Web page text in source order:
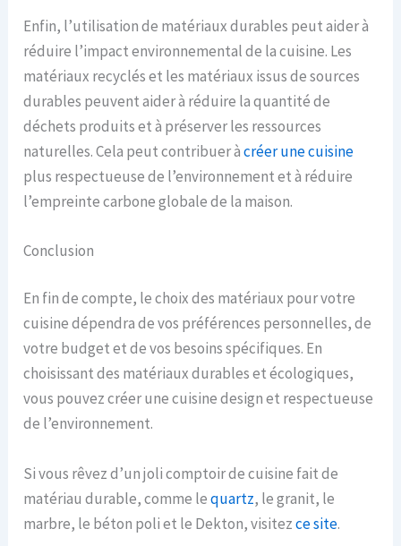
Enfin, l’utilisation de matériaux durables peut aider à
réduire l’impact environnemental de la cuisine. Les
matériaux recyclés et les matériaux issus de sources
durables peuvent aider à réduire la quantité de
déchets produits et à préserver les ressources
naturelles. Cela peut contribuer àcréer une cuisine
plus respectueuse de l’environnement et à réduire
l’empreinte carbone globale de la maison.
Conclusion
En fin de compte, le choix des matériaux pour votre
cuisine dépendra de vos préférences personnelles, de
votre budget et de vos besoins spécifiques. En
choisissant des matériaux durables et écologiques,
vous pouvez créer une cuisine design et respectueuse
de l’environnement.
Si vous rêvez d’un joli comptoir de cuisine fait de
matériau durable, comme lequartz, le granit, le
marbre, le béton poli et le Dekton, visitezcesite.